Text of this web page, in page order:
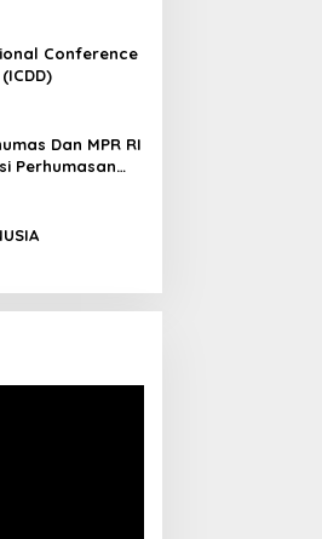
Kemana Harga Saham
Conference
Dan MPR RI
Perhumasan
Masing –